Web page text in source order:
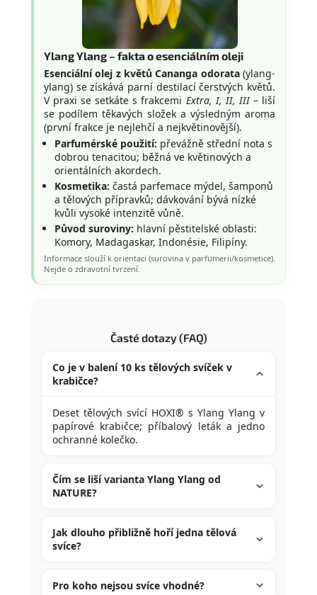
Ylang Ylang – fakta o esenciálním oleji
Esenciální olej z květů Cananga odorata(ylang-
ylang) se získává parní destilací čerstvých květů.
V praxi se setkáte s frakcemi Extra, I, II, III– liší
se podílem těkavých složek a výsledným aroma
(první frakce je nejlehčí a nejkvětinovější).
Parfumérské použití: převážně střední nota s
dobrou tenacitou; běžná ve květinových a
orientálních akordech.
Kosmetika: častá parfemace mýdel, šamponů
a tělových přípravků; dávkování bývá nízké
kvůli vysoké intenzitě vůně.
Původ suroviny: hlavní pěstitelské oblasti:
Komory, Madagaskar, Indonésie, Filipíny.
Informace slouží k orientaci (surovina v parfumerii/kosmetice).
Nejde o zdravotní tvrzení.
Časté dotazy (FAQ)
Co je v balení 10 ks tělových svíček v
krabičce?
Deset tělových svící HOXI® s Ylang Ylang v
papírové krabičce; příbalový leták a jedno
ochranné kolečko.
Čím se liší varianta Ylang Ylang od
NATURE?
Jak dlouho přibližně hoří jedna tělová
svíce?
Pro koho nejsou svíce vhodné?